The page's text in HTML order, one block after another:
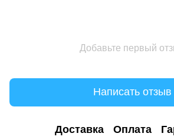
Добавьте первый
Написать отзыв
Доставка Оплата